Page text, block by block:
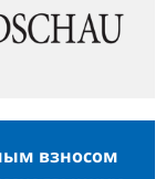
взносом